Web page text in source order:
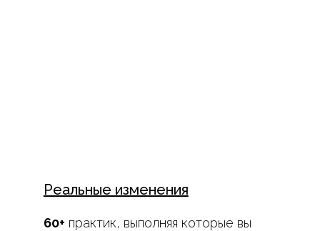
Реальные изменения
60+ практик, выполняя которые вы